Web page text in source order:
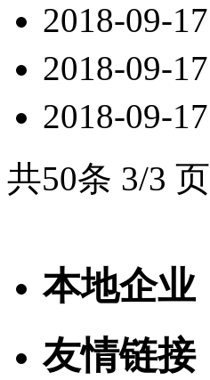
2018-09-17
2018-09-17
2018-09-17
共50条 3/3 页
本地企业
友情链接